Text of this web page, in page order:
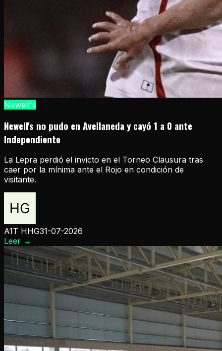
Newell's
Newell's no pudo en Avellaneda y cayó 1 a 0 ante
Independiente
La Lepra perdió el invicto en el Torneo Clausura tras
caer por la mínima ante el Rojo en condición de
visitante.
A1T HHG31-07-2026
Leer →